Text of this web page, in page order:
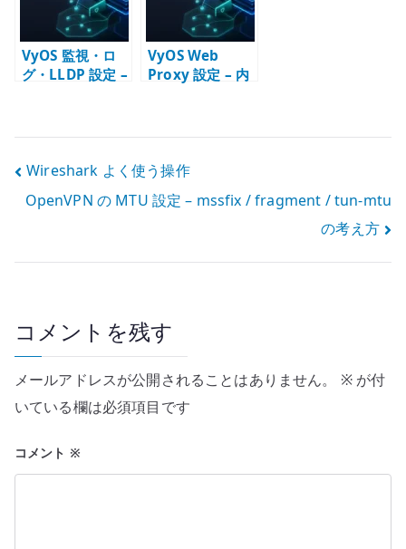
VyOS 監視・ロ
グ・LLDP 設定 –
VyOS Web
Proxy 設定 – 内
投
稿
ゲ
ー
シ
ン
Wireshark よく使う操作
OpenVPN の MTU 設定 – mssfix / fragment / tun-mtu
の考え方
コメントを残す
メールアドレスが公開されることはありません。 ※が付
いている欄は必須項目です
コメント ※